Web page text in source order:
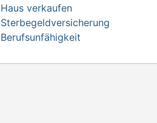
Haus verkaufen
Sterbegeldversicherung
Berufsunfähigkeit